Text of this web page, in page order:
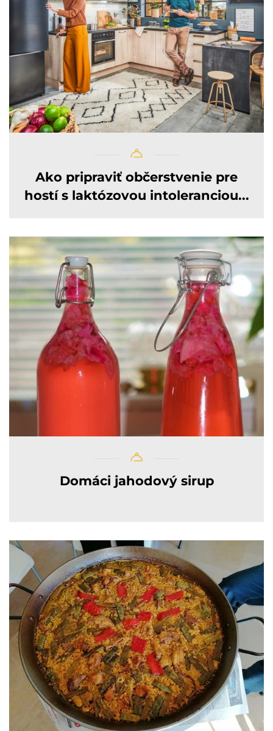
Ako pripraviť občerstvenie pre
hostí s laktózovou intoleranciou...
Domáci jahodový sirup